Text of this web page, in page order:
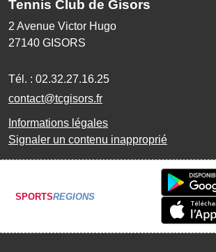
Tennis Club de Gisors
2 Avenue Victor Hugo
27140 GISORS
Tél. : 02.32.27.16.25
contact@tcgisors.fr
Informations légales
Signaler un contenu inapproprié
SPORTSREGIONS